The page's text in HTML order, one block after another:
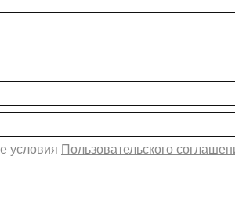
условия Пользовательского